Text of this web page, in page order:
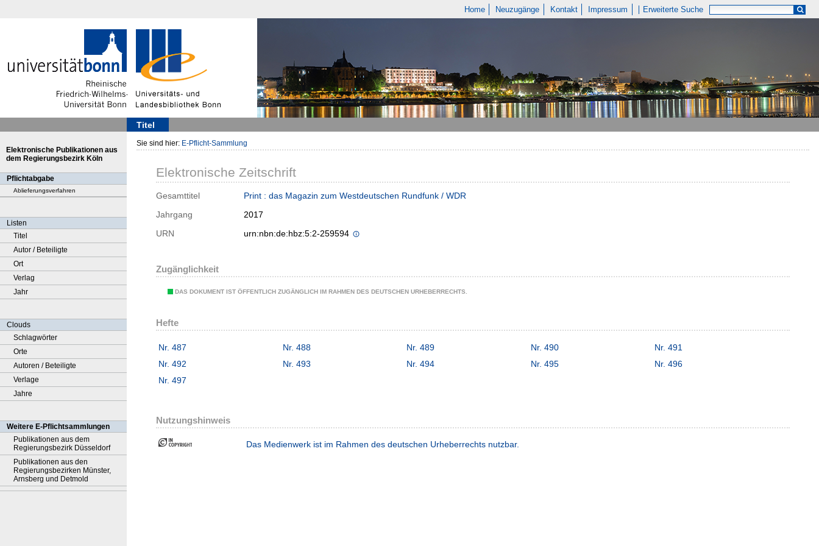
Home Neuzugänge Kontakt Impressum Erweiterte Suche
Titel
Elektronische Publikationen aus
dem Regierungsbezirk Köln
Pflichtabgabe
Ablieferungsverfahren
Listen
Titel
Autor / Beteiligte
Ort
Verlag
Jahr
Clouds
Schlagwörter
Orte
Autoren / Beteiligte
Verlage
Jahre
Weitere E-Pflichtsammlungen
Publikationen aus dem
Regierungsbezirk Düsseldorf
Publikationen aus den
Regierungsbezirken Münster,
Arnsberg und Detmold
Sie sind hier: E-Pflicht-Sammlung
Elektronische Zeitschrift
Gesamttitel
Print : das Magazin zum Westdeutschen Rundfunk / WDR
Jahrgang
2017
URN
urn:nbn:de:hbz:5:2-259594
Zugänglichkeit
DAS DOKUMENT IST ÖFFENTLICH ZUGÄNGLICH IM RAHMEN DES DEUTSCHEN URHEBERRECHTS.
Hefte
Nr. 487 Nr. 488 Nr. 489 Nr. 490
Nr. 491
Nr. 492
Nr. 493 Nr. 494 Nr. 495
Nr. 496
Nr. 497
Nutzungshinweis
Das Medienwerk ist im Rahmen des deutschen Urheberrechts nutzbar.